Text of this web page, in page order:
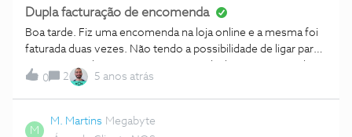
Dupla facturação de encomenda
Boa tarde. Fiz uma encomenda na loja online e a mesma foi
faturada duas vezes. Não tendo a possibilidade de ligar para
os números de apoio, muito menos deslocar-me a uma loja.
Como é possível proceder à resolução da dupla facturação?
0 2 5 anos atrás
M
M. Martins Megabyte